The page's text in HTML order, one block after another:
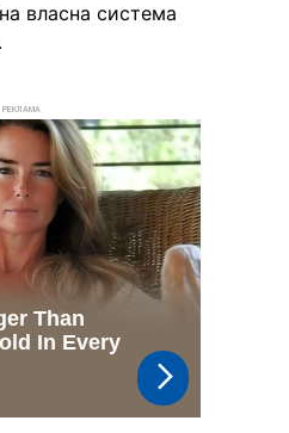
власна система
РЕКЛАМА